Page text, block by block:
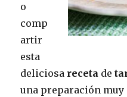
o
comp
artir
esta
deliciosa receta de
una preparación